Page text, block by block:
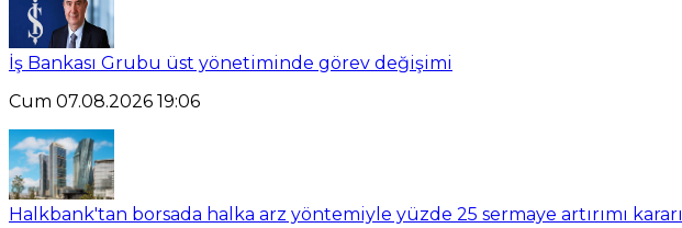
İş Bankası Grubu üst yönetiminde görev değişimi
Cum 07.08.2026 19:06
Halkbank'tan borsada halka arz yöntemiyle yüzde 25 sermaye artırımı kararı